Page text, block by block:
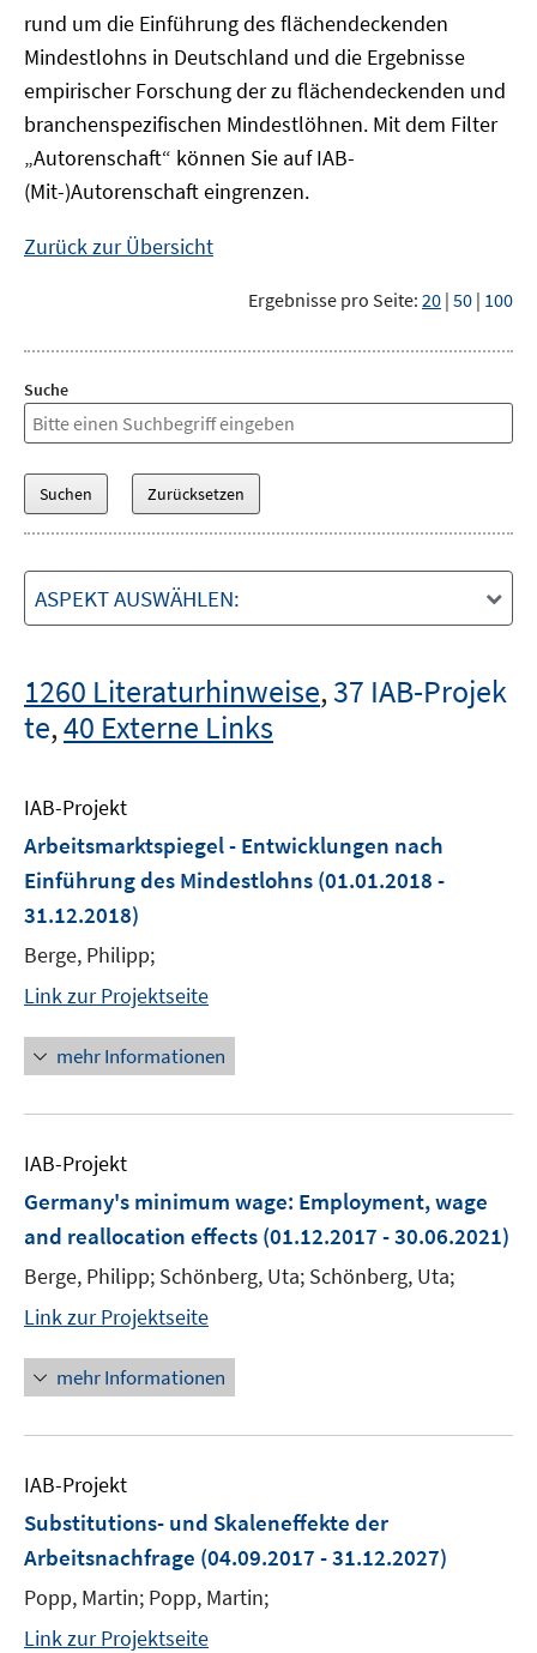
rund um die Einführung des flächendeckenden
Mindestlohns in Deutschland und die Ergebnisse
empirischer Forschung der zu flächendeckenden und
branchenspezifischen Mindestlöhnen. Mit dem Filter
„Autorenschaft“ können Sie auf IAB-
(Mit-)Autorenschaft eingrenzen.
Zurück zur Übersicht
Ergebnisse pro Seite: 20 | 50 | 100
Suche
ASPEKT AUSWÄHLEN:
1260 Literaturhinweise,37 IAB-Projek
te,40 Externe Links
IAB-Projekt
Arbeitsmarktspiegel - Entwicklungen nach
Einführung des Mindestlohns (01.01.2018 -
31.12.2018)
Berge, Philipp;
Link zur Projektseite
mehr Informationen
IAB-Projekt
Germany's minimum wage: Employment, wage
and reallocation effects (01.12.2017 - 30.06.2021)
Berge, Philipp; Schönberg, Uta; Schönberg, Uta;
Link zur Projektseite
mehr Informationen
IAB-Projekt
Substitutions- und Skaleneffekte der
Arbeitsnachfrage (04.09.2017 - 31.12.2027)
Popp, Martin; Popp, Martin;
Link zur Projektseite